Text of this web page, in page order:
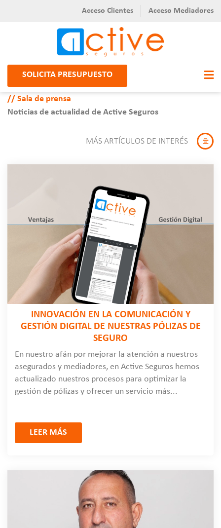
Acceso Clientes Acceso Mediadores
SOLICITA PRESUPUESTO
Sala de prensa
Noticias de actualidad de Active Seguros
MÁS ARTÍCULOS DE INTERÉS
INNOVACIÓN EN LA COMUNICACIÓN Y
GESTIÓN DIGITAL DE NUESTRAS PÓLIZAS DE
SEGURO
En nuestro afán por mejorar la atención a nuestros
asegurados y mediadores, en Active Seguros hemos
actualizado nuestros procesos para optimizar la
gestión de pólizas y ofrecer un servicio más...
LEER MÁS